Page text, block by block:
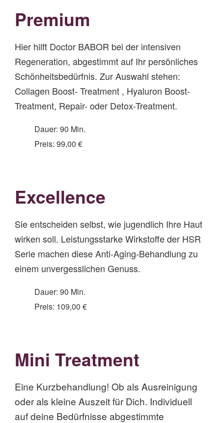
Premium
Hier hilft Doctor BABOR bei der intensiven
Regeneration, abgestimmt auf Ihr persönliches
Schönheitsbedürfnis. Zur Auswahl stehen:
Collagen Boost- Treatment , Hyaluron Boost-
Treatment, Repair- oder Detox-Treatment.
Dauer: 90 Min.
Preis: 99,00 €
Excellence
Sie entscheiden selbst, wie jugendlich Ihre Haut
wirken soll. Leistungsstarke Wirkstoffe der HSR
Serie machen diese Anti-Aging-Behandlung zu
einem unvergesslichen Genuss.
Dauer: 90 Min.
Preis: 109,00 €
Mini Treatment
Eine Kurzbehandlung! Ob als Ausreinigung
oder als kleine Auszeit für Dich. Individuell
auf deine Bedürfnisse abgestimmte